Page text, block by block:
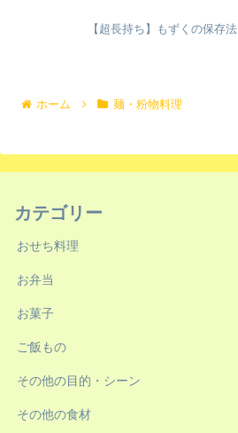
【超長持ち】もずくの保存法
ホーム 麺・粉物料理
カテゴリー
おせち料理
お弁当
お菓子
ご飯もの
その他の目的・シーン
その他の食材